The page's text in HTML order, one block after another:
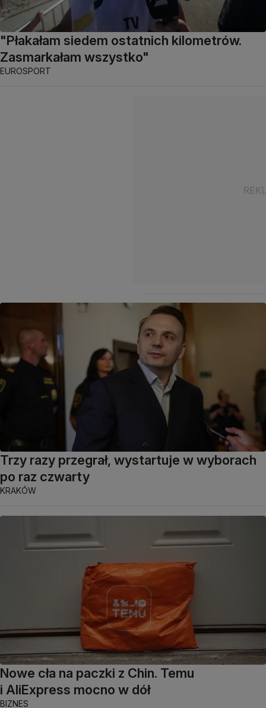
"Płakałam siedem ostatnich kilometrów.
Zasmarkałam wszystko"
EUROSPORT
Trzy razy przegrał, wystartuje w wyborach
po raz czwarty
KRAKÓW
Nowe cła na paczki z Chin. Temu
i AliExpress mocno w dół
BIZNES